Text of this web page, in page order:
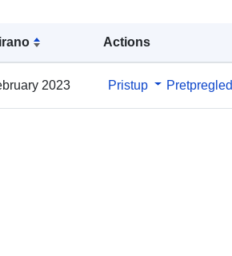
Actions
2023 Pristup Pretpregled
25 April 2026
Prostorno: Koordinate: [ [ 10.1093494,
48.9569004 ], [ 10.1108661,